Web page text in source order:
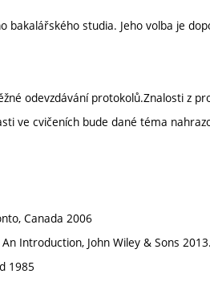
bakalářského studia. Jeho volba je
odevzdávání protokolů.Znalosti z
ve cvičeních bude dané téma
Canada 2006
Introduction, John Wiley & Sons
1985